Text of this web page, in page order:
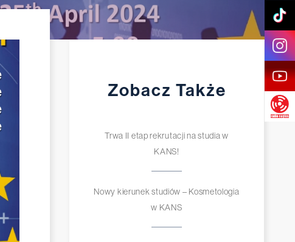
Zobacz Także
Trwa II etap rekrutacji na studia w
KANS!
Nowy kierunek studiów – Kosmetologia
w KANS